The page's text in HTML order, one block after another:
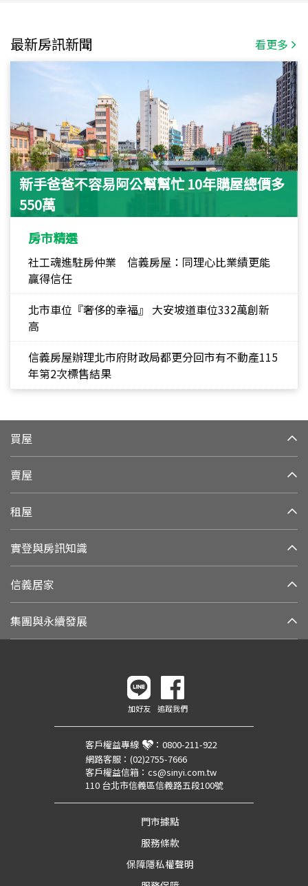
最新房訊新聞 看更多
新手爸爸不容易阿公幫幫忙 10年購屋總價多
550萬
房市精選
社工魂進駐房仲業 信義房屋：同理心比業績更能
贏得信任
北市車位『奢侈的幸福』 大安坡道車位332萬創新
高
信義房屋辦理北市府財政局都更分回市有不動產115
年第2次標售結果
買屋
賣屋
租屋
實登與房訊知識
信義居家
集團與永續發展
加好友 追蹤我們
客戶權益專線 ： 0800-211-922
網路客服： (02)2755-7666
客戶權益信箱： cs@sinyi.com.tw
110 台北市信義區信義路五段100號
門市據點
服務條款
保障隱私權聲明